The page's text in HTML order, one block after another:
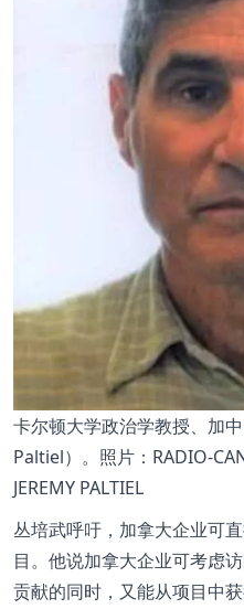
卡尔顿大学政治学教授、加
Paltiel）。照片：RADIO-
JEREMY PALTIEL
丛培武呼吁，加拿大企业可
目。他说加拿大企业可考虑
贡献的同时，又能从项目中